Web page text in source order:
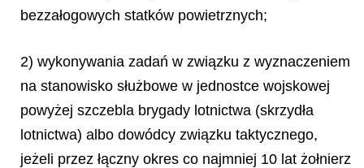
bezzałogowych statków powietrznych;
2) wykonywania zadań w związku z wyznaczeniem
na stanowisko służbowe w jednostce wojskowej
powyżej szczebla brygady lotnictwa (skrzydła
lotnictwa) albo dowódcy związku taktycznego,
jeżeli przez łączny okres co najmniej 10 lat żołnierz